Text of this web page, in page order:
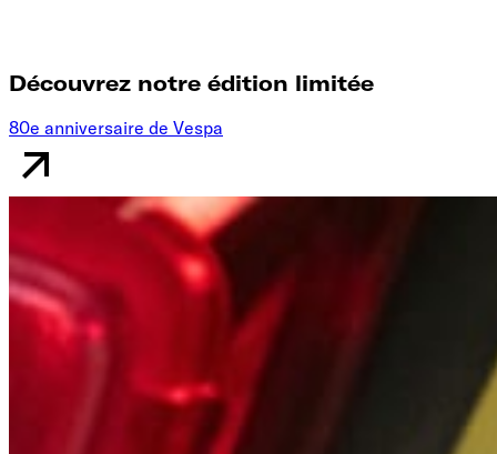
Découvrez notre édition limitée
80e anniversaire de Vespa